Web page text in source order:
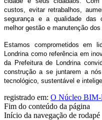
custos, evitar retrabalhos,
segurança e a qualidade das
melhor gestão e manutenção
Estamos comprometidos em
Londrina como referência em
da Prefeitura de Londrina
construção a se juntarem a
tecnológico, sustentável e
registrado em: O Núcleo
Fim do conteúdo da página
Início da navegação de rodapé